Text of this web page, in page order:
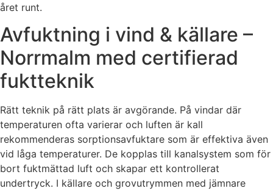
året runt.
Avfuktning i vind & källare –
Norrmalm med certifierad
fuktteknik
Rätt teknik på rätt plats är avgörande. På vindar där
temperaturen ofta varierar och luften är kall
rekommenderas sorptionsavfuktare som är effektiva även
vid låga temperaturer. De kopplas till kanalsystem som för
bort fuktmättad luft och skapar ett kontrollerat
undertryck. I källare och grovutrymmen med jämnare